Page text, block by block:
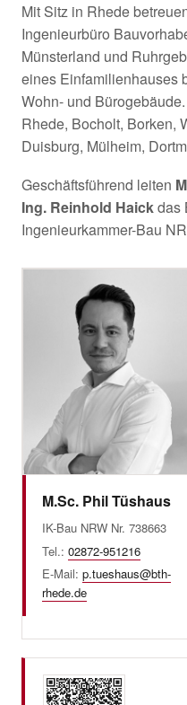
Mit Sitz in Rhede
Ingenieurbüro
Münsterland und
eines Einfamilienhauses
Wohn- und
Rhede, Bocholt, Borken,
Duisburg, Mülheim,
Geschäftsführend leiten
Ing. Reinhold Haickdas
Ingenieurkammer-Bau
M.Sc. Phil Tüshaus
IK-Bau NRW Nr. 738663
Tel.: 02872-951216
E-Mail: p.tueshaus@bth-
rhede.de